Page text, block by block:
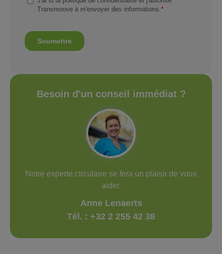
Besoin d'un conseil immédiat ?
Notre experte circulaire se fera un plaisir de vous
aider.
Anne Lenaerts
Tél. : +32 2 255 42 38